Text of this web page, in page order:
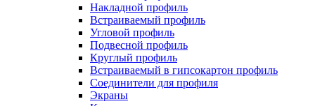
Накладной профиль
Встраиваемый профиль
Угловой профиль
Подвесной профиль
Круглый профиль
Встраиваемый в гипсокартон профиль
Соединители для профиля
Экраны